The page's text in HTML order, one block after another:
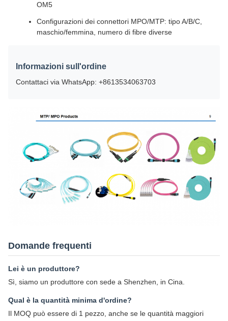
OM5
Configurazioni dei connettori MPO/MTP: tipo A/B/C,
maschio/femmina, numero di fibre diverse
Informazioni sull'ordine
Contattaci via WhatsApp: +8613534063703
Domande frequenti
Lei è un produttore?
Sì, siamo un produttore con sede a Shenzhen, in Cina.
Qual è la quantità minima d'ordine?
Il MOQ può essere di 1 pezzo, anche se le quantità maggiori